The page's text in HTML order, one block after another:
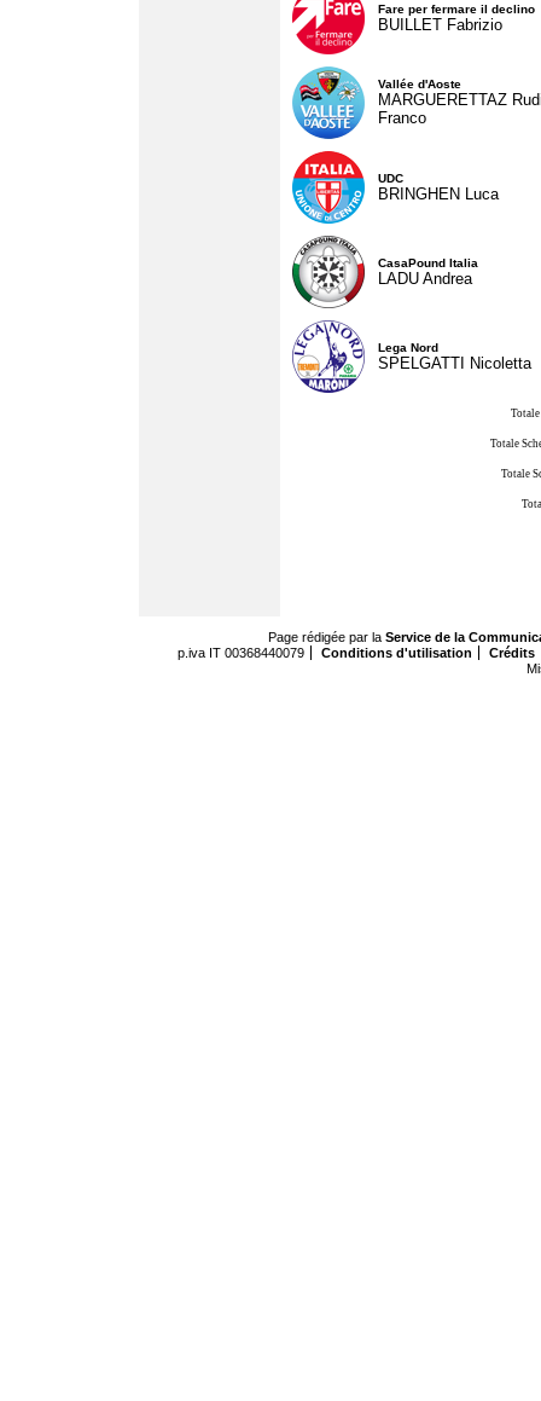
Fare per fermare il declino
BUILLET Fabrizio
Vallée d'Aoste
MARGUERETTAZ
Franco
UDC
BRINGHEN Luca
CasaPound Italia
LADU Andrea
Lega Nord
SPELGATTI Nicoletta
Totale
Totale
Page rédigée par la Service de la
p.iva IT 00368440079
Conditions d'utilisation
Crédits